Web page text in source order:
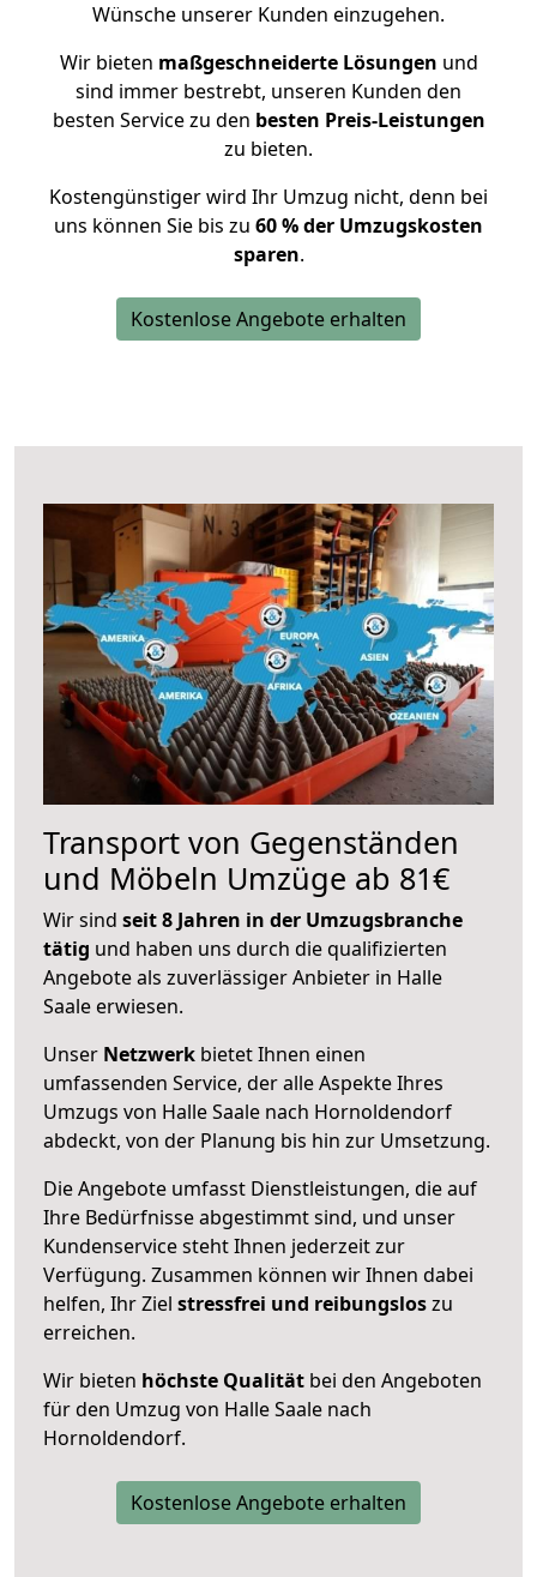
Wünsche unserer Kunden einzugehen.
Wir bieten maßgeschneiderte Lösungen und
sind immer bestrebt, unseren Kunden den
besten Service zu den besten Preis-Leistungen
zu bieten.
Kostengünstiger wird Ihr Umzug nicht, denn bei
uns können Sie bis zu 60 % der Umzugskosten
sparen.
Kostenlose Angebote erhalten
Transport von Gegenständen
und Möbeln Umzüge ab 81€
Wir sind seit 8 Jahren in der Umzugsbranche
tätig und haben uns durch die qualifizierten
Angebote als zuverlässiger Anbieter in Halle
Saale erwiesen.
Unser Netzwerk bietet Ihnen einen
umfassenden Service, der alle Aspekte Ihres
Umzugs von Halle Saale nach Hornoldendorf
abdeckt, von der Planung bis hin zur Umsetzung.
Die Angebote umfasst Dienstleistungen, die auf
Ihre Bedürfnisse abgestimmt sind, und unser
Kundenservice steht Ihnen jederzeit zur
Verfügung. Zusammen können wir Ihnen dabei
helfen, Ihr Ziel stressfrei und reibungsloszu
erreichen.
Wir bieten höchste Qualität bei den Angeboten
für den Umzug von Halle Saale nach
Hornoldendorf.
Kostenlose Angebote erhalten